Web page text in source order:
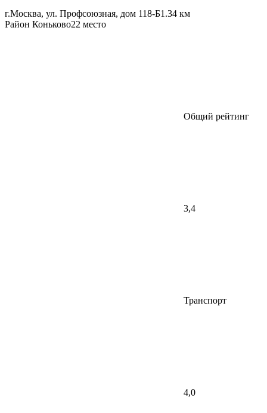
г.Москва, ул. Профсоюзная, дом 118-Б1.34 км
Район Коньково22 место
Общий рейтинг
3,4
Транспорт
4,0